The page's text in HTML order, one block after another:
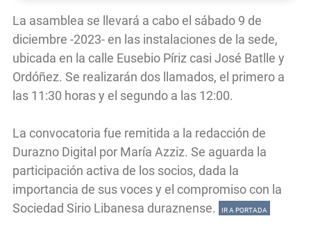
La asamblea se llevará a cabo el sábado 9 de
diciembre -2023- en las instalaciones de la sede,
ubicada en la calle Eusebio Píriz casi José Batlle y
Ordóñez. Se realizarán dos llamados, el primero a
las 11:30 horas y el segundo a las 12:00.
La convocatoria fue remitida a la redacción de
Durazno Digital por María Azziz. Se aguarda la
participación activa de los socios, dada la
importancia de sus voces y el compromiso con la
Sociedad Sirio Libanesa duraznense.
IR A PORTADA